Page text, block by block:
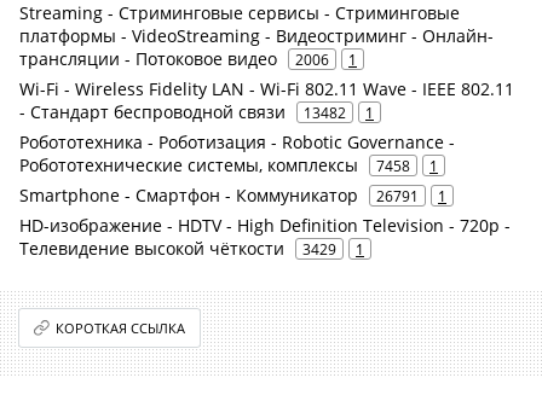
Streaming - Стриминговые сервисы - Стриминговые
платформы - VideoStreaming - Видеостриминг - Онлайн-
трансляции - Потоковое видео
2006 1
Wi-Fi - Wireless Fidelity LAN - Wi-Fi 802.11 Wave - IEEE 802.11
- Стандарт беспроводной связи
13482 1
Робототехника - Роботизация - Robotic Governance -
Робототехнические системы, комплексы
7458 1
Smartphone - Смартфон - Коммуникатор 26791 1
HD-изображение - HDTV - High Definition Television - 720p -
Телевидение высокой чёткости
3429 1
КОРОТКАЯ ССЫЛКА